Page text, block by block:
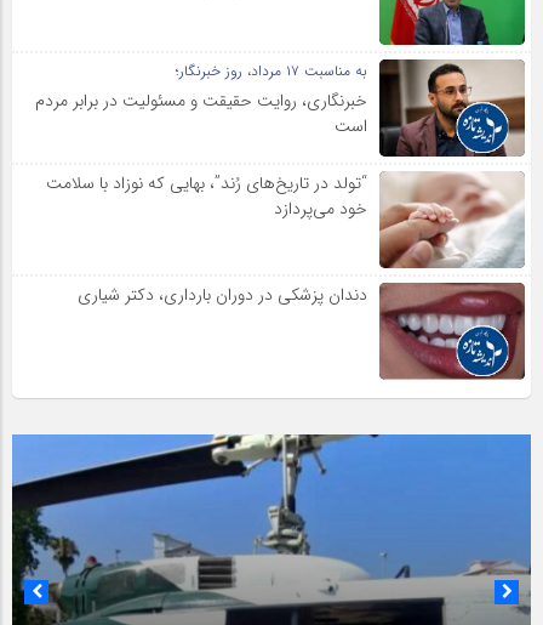
به مناسبت ۱۷ مرداد، روز خبرنگار؛
خبرنگاری، روایت حقیقت و مسئولیت‌ در برابر مردم
است
“تولد در تاریخ‌های رُند”، بهایی که نوزاد با سلامت
خود می‌پردازد
دندان پزشکی در دوران بارداری، دکتر شیاری